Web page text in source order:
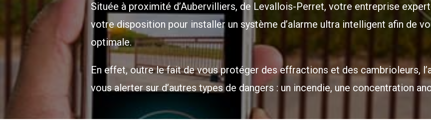
Située à proximité d’Aubervilliers, de Levallois-Perret, votre entreprise
votre disposition pour installer un système d’alarme ultra intelligent afin de
optimale.
En effet, outre le fait de vous protéger des effractions et des cambrioleurs,
vous alerter sur d’autres types de dangers : un incendie, une concentration